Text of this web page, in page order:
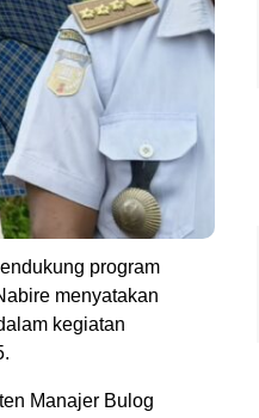
program
menyatakan
kegiatan
Manajer Bulog